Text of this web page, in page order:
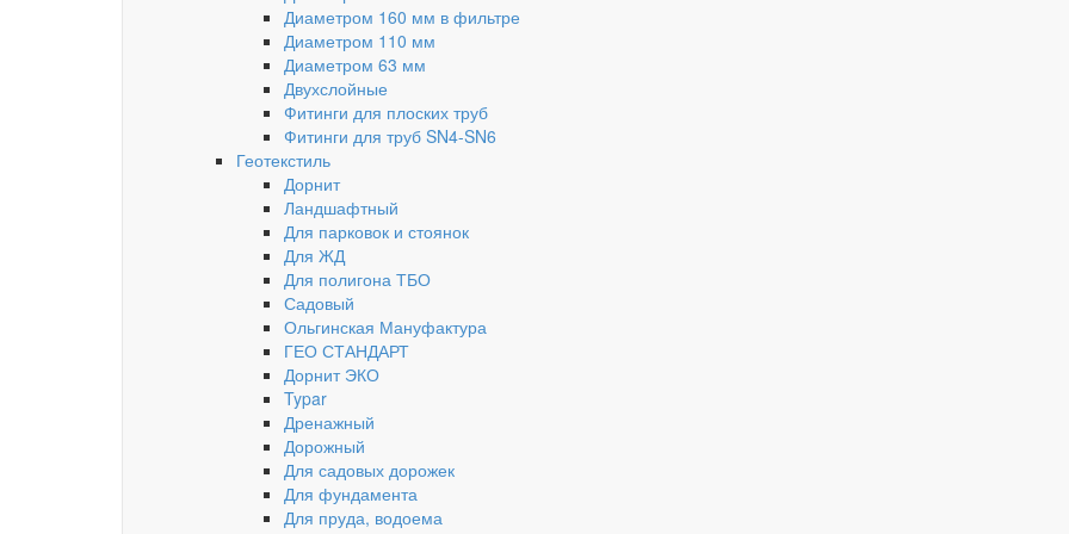
Диаметром 160 мм в фильтре
Диаметром 110 мм
Диаметром 63 мм
Двухслойные
Фитинги для плоских труб
Фитинги для труб SN4-SN6
Геотекстиль
Дорнит
Ландшафтный
Для парковок и стоянок
Для ЖД
Для полигона ТБО
Садовый
Ольгинская Мануфактура
ГЕО СТАНДАРТ
Дорнит ЭКО
Typar
Дренажный
Дорожный
Для садовых дорожек
Для фундамента
Для пруда, водоема